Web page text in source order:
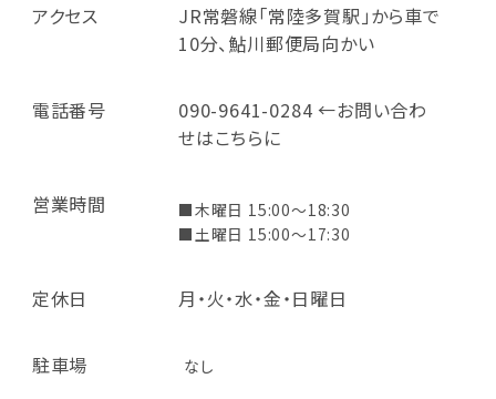
アクセス
JR常磐線「常陸多賀駅」から車で
10分、鮎川郵便局向かい
電話番号
090-9641-0284 ←お問い合わ
せはこちらに
営業時間
■木曜日 15:00～18:30
■土曜日 15:00～17:30
定休日 月・火・水・金・日曜日
駐車場 なし